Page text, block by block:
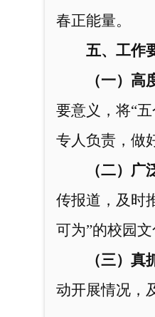
春正能量。
五、工作
（一）
要意义，将“
专人负责，做
（二）
传报道，及时
可为”的校园
（三）
动开展情况，